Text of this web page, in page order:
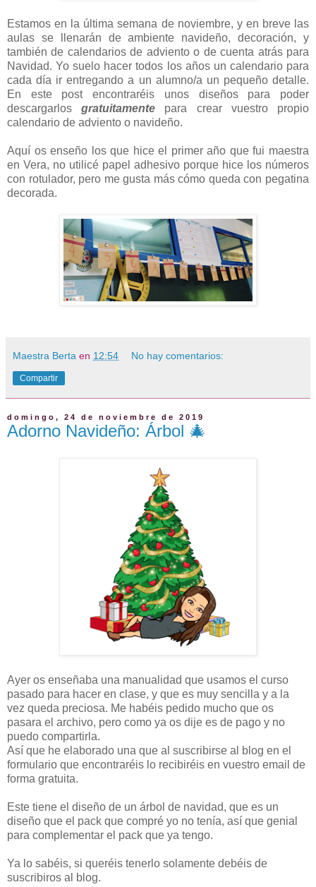
Estamos en la última semana de noviembre, y en breve las
aulas se llenarán de ambiente navideño, decoración, y
también de calendarios de adviento o de cuenta atrás para
Navidad. Yo suelo hacer todos los años un calendario para
cada día ir entregando a un alumno/a un pequeño detalle.
En este post encontraréis unos diseños para poder
descargarlosgratuitamente para crear vuestro propio
calendario de adviento o navideño.
Aquí os enseño los que hice el primer año que fui maestra
en Vera, no utilicé papel adhesivo porque hice los números
con rotulador, pero me gusta más cómo queda con pegatina
decorada.
Maestra Berta en 12:54 No hay comentarios:
Compartir
domingo, 24 de noviembre de 2019
Adorno Navideño: Árbol 🎄
Ayer os enseñaba una manualidad que usamos el curso
pasado para hacer en clase, y que es muy sencilla y a la
vez queda preciosa. Me habéis pedido mucho que os
pasara el archivo, pero como ya os dije es de pago y no
puedo compartirla.
Así que he elaborado una que al suscribirse al blog en el
formulario que encontraréis lo recibiréis en vuestro email de
forma gratuita.
Este tiene el diseño de un árbol de navidad, que es un
diseño que el pack que compré yo no tenía, así que genial
para complementar el pack que ya tengo.
Ya lo sabéis, si queréis tenerlo solamente debéis de
suscribiros al blog.